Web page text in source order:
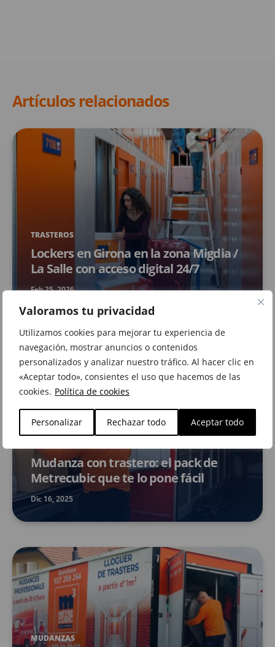
Valoramos tu privacidad
Utilizamos cookies para mejorar tu experiencia de
navegación, mostrar anuncios o contenidos
personalizados y analizar nuestro tráfico. Al hacer clic en
«Aceptar todo», consientes el uso que hacemos de las
cookies. Política de cookies
Personalizar Rechazar todo Aceptar todo
Artículos relacionados
TRASTEROS
Lockers en Girona en la zona Migdia /
La Salle con acceso digital 24/7
Feb 25, 2026
Mudanza con trastero: el pack de
Metrecubic que te lo pone fácil
Dic 16, 2025
MUDANZAS